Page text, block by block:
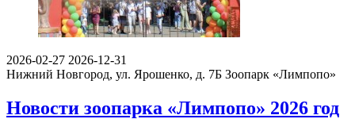
2026-02-27 2026-12-31
Нижний Новгород, ул. Ярошенко, д. 7Б Зоопарк «Лимпопо»
Новости зоопарка «Лимпопо» 2026 год